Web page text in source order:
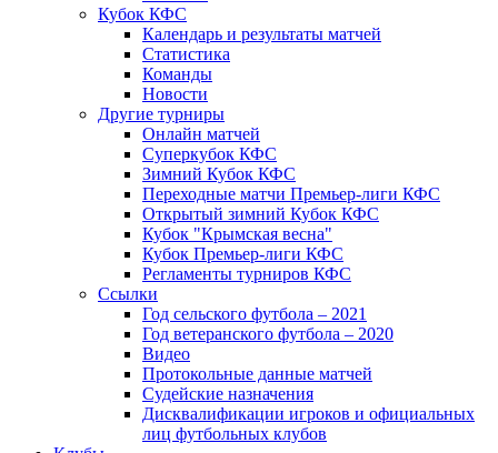
Кубок КФС
Календарь и результаты матчей
Статистика
Команды
Новости
Другие турниры
Онлайн матчей
Суперкубок КФС
Зимний Кубок КФС
Переходные матчи Премьер-лиги КФС
Открытый зимний Кубок КФС
Кубок "Крымская весна"
Кубок Премьер-лиги КФС
Регламенты турниров КФС
Ссылки
Год сельского футбола – 2021
Год ветеранского футбола – 2020
Видео
Протокольные данные матчей
Судейские назначения
Дисквалификации игроков и официальных
лиц футбольных клубов